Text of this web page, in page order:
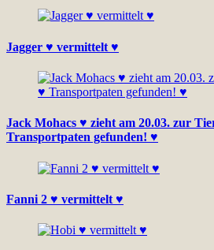
Jagger ♥ vermittelt ♥
Jack Mohacs ♥ zieht am 20.03. zur
Transportpaten gefunden! ♥
Fanni 2 ♥ vermittelt ♥